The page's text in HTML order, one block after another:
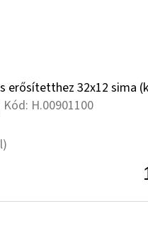
erősítetthez 32x12 sima
Kód: H.00901100